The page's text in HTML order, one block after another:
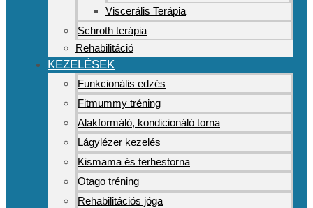
Viscerális Terápia
Schroth terápia
Rehabilitáció
KEZELÉSEK
Funkcionális edzés
Fitmummy tréning
Alakformáló, kondicionáló torna
Lágylézer kezelés
Kismama és terhestorna
Otago tréning
Rehabilitációs jóga